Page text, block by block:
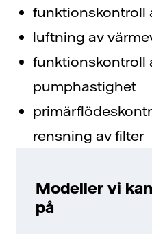
funktionskontroll
luftning av
funktionskontroll
pumphastighet
rensning av filter
Modeller vi
på